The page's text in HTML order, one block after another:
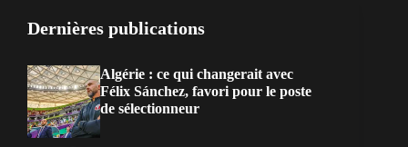
Dernières publications
Algérie : ce qui changerait avec
Félix Sánchez, favori pour le poste
de sélectionneur